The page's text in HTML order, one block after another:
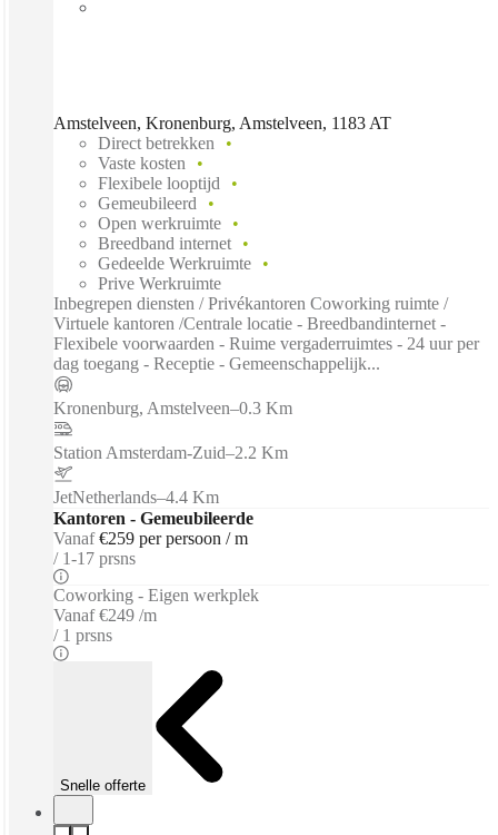
Amstelveen, Kronenburg, Amstelveen, 1183 AT
Direct betrekken
Vaste kosten
Flexibele looptijd
Gemeubileerd
Open werkruimte
Breedband internet
Gedeelde Werkruimte
Prive Werkruimte
Inbegrepen diensten / Privékantoren Coworking ruimte /
Virtuele kantoren /Centrale locatie - Breedbandinternet -
Flexibele voorwaarden - Ruime vergaderruimtes - 24 uur per
dag toegang - Receptie - Gemeenschappelijk...
Kronenburg, Amstelveen–0.3 Km
Station Amsterdam-Zuid–2.2 Km
JetNetherlands–4.4 Km
Kantoren - Gemeubileerde
Vanaf €259 per persoon / m
1-17 prsns
Coworking - Eigen werkplek
Vanaf €249 /m
1 prsns
Snelle offerte